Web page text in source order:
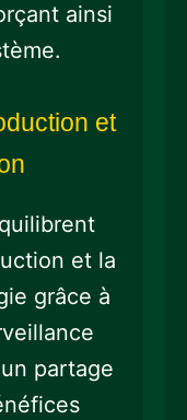
ainsi
et
et la
grâce à
partage